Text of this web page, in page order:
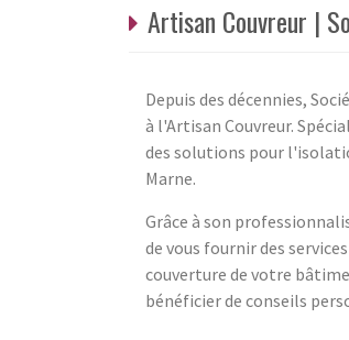
Artisan Couvreur |
Depuis des décennies,
à l'Artisan Couvreur.
des solutions pour
Marne.
Grâce à son
de vous fournir des
couverture de votre
bénéficier de conseils